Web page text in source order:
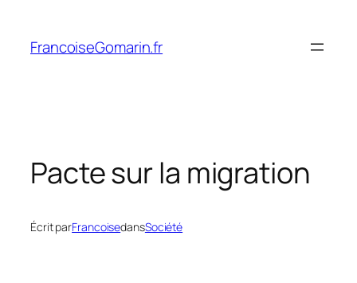
contenu
FrancoiseGomarin.fr
Pacte sur la migration
Écrit parFrancoisedansSociété